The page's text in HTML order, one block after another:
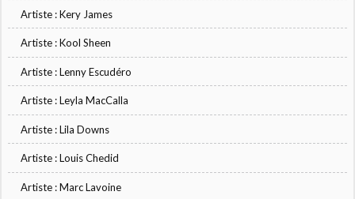
Artiste : Kery James
Artiste : Kool Sheen
Artiste : Lenny Escudéro
Artiste : Leyla MacCalla
Artiste : Lila Downs
Artiste : Louis Chedid
Artiste : Marc Lavoine